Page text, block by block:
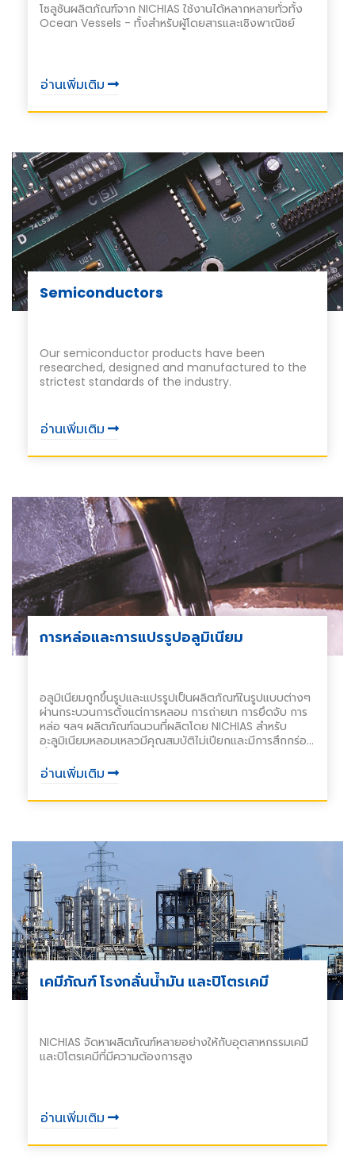
โซลูชันผลิตภัณฑ์จาก NICHIAS ใช้งานได้หลากหลายทั่วทั้ง
Ocean Vessels - ทั้งสำหรับผู้โดยสารและเชิงพาณิชย์
อ่านเพิ่มเติม
Semiconductors
Our semiconductor products have been
researched, designed and manufactured to the
strictest standards of the industry.
อ่านเพิ่มเติม
การหล่อและการแปรรูปอลูมิเนียม
อลูมิเนียมถูกขึ้นรูปและแปรรูปเป็นผลิตภัณฑ์ในรูปแบบต่างๆ
ผ่านกระบวนการตั้งแต่การหลอม การถ่ายเท การยึดจับ การ
หล่อ ฯลฯ ผลิตภัณฑ์ฉนวนที่ผลิตโดย NICHIAS สำหรับ
อะลูมิเนียมหลอมเหลวมีคุณสมบัติไม่เปียกและมีการสึกกร่อน
ยาวนาน ชีวิต. ใช้เป็นชิ้นส่วนกลึงหรือหล่อโดยตรงที่สัมผัส
พวกเขามีส่วนช่วยในการรักษาความปลอดภัยผลิตภัณฑ์อลูมิ
พลังงาน
อ่านเพิ่มเติม
เคมีภัณฑ์ โรงกลั่นน้ำมัน และปิโตรเคมี
NICHIAS จัดหาผลิตภัณฑ์หลายอย่างให้กับอุตสาหกรรมเคมี
และปิโตรเคมีที่มีความต้องการสูง
อ่านเพิ่มเติม